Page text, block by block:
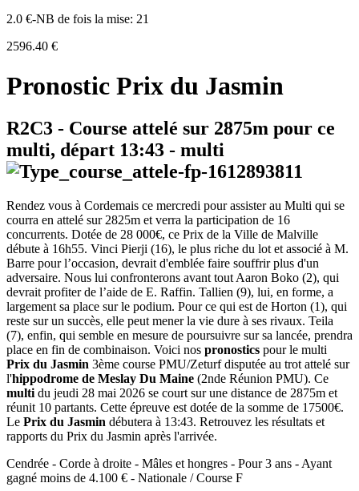
2.0 €-NB de fois la mise: 21
2596.40 €
Pronostic Prix du Jasmin
R2C3 - Course attelé sur 2875m pour ce
multi, départ 13:43 - multi
Rendez vous à Cordemais ce mercredi pour assister au Multi qui se
courra en attelé sur 2825m et verra la participation de 16
concurrents. Dotée de 28 000€, ce Prix de la Ville de Malville
débute à 16h55. Vinci Pierji (16), le plus riche du lot et associé à M.
Barre pour l’occasion, devrait d'emblée faire souffrir plus d'un
adversaire. Nous lui confronterons avant tout Aaron Boko (2), qui
devrait profiter de l’aide de E. Raffin. Tallien (9), lui, en forme, a
largement sa place sur le podium. Pour ce qui est de Horton (1), qui
reste sur un succès, elle peut mener la vie dure à ses rivaux. Teila
(7), enfin, qui semble en mesure de poursuivre sur sa lancée, prendra
place en fin de combinaison. Voici nos pronostics pour le multi
Prix du Jasmin 3ème course PMU/Zeturf disputée au trot attelé sur
l'hippodrome de Meslay Du Maine (2nde Réunion PMU). Ce
multi du jeudi 28 mai 2026 se court sur une distance de 2875m et
réunit 10 partants. Cette épreuve est dotée de la somme de 17500€.
Le Prix du Jasmin débutera à 13:43. Retrouvez les résultats et
rapports du Prix du Jasmin après l'arrivée.
Cendrée - Corde à droite - Mâles et hongres - Pour 3 ans - Ayant
gagné moins de 4.100 € - Nationale / Course F